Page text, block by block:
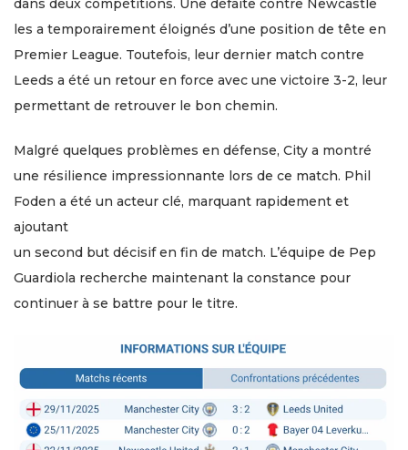
dans deux compétitions. Une défaite contre Newcastle
les a temporairement éloignés d’une position de tête en
Premier League. Toutefois, leur dernier match contre
Leeds a été un retour en force avec une victoire 3-2, leur
permettant de retrouver le bon chemin.
Malgré quelques problèmes en défense, City a montré
une résilience impressionnante lors de ce match. Phil
Foden a été un acteur clé, marquant rapidement et
ajoutant
un second but décisif en fin de match. L’équipe de Pep
Guardiola recherche maintenant la constance pour
continuer à se battre pour le titre.